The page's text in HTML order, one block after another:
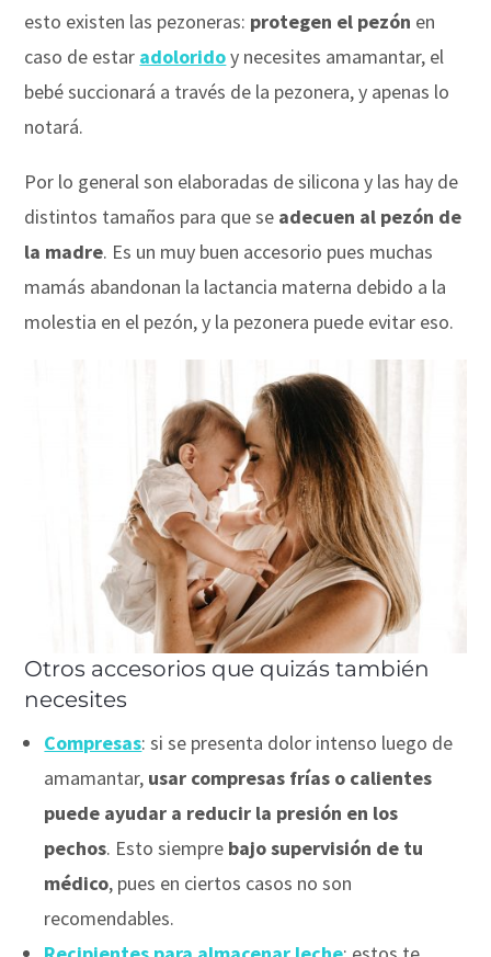
esto existen las pezoneras: protegen el pezón en
caso de estar adoloridoy necesites amamantar, el
bebé succionará a través de la pezonera, y apenas lo
notará.
Por lo general son elaboradas de silicona y las hay de
distintos tamaños para que se adecuen al pezón de
la madre. Es un muy buen accesorio pues muchas
mamás abandonan la lactancia materna debido a la
molestia en el pezón, y la pezonera puede evitar eso.
Otros accesorios que quizás también
necesites
Compresas: si se presenta dolor intenso luego de
amamantar, usar compresas frías o calientes
puede ayudar a reducir la presión en los
pechos. Esto siempre bajo supervisión de tu
médico, pues en ciertos casos no son
recomendables.